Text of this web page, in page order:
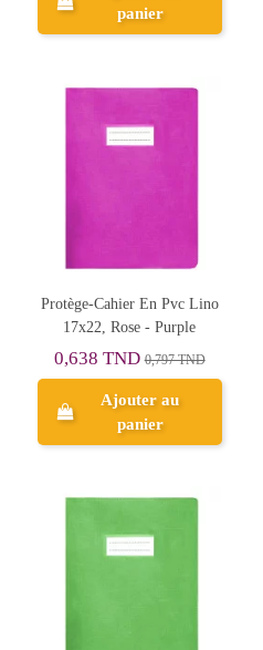
panier
Protège-Cahier En Pvc Lino
17x22, Rose - Purple
0,638 TND0,797 TND
Ajouter au
panier